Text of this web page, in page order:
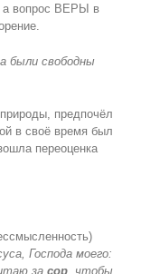
а вопрос ВЕРЫ в
были свободны
предпочёл
в своё время был
переоценка
Господа моего:
за сор, чтобы